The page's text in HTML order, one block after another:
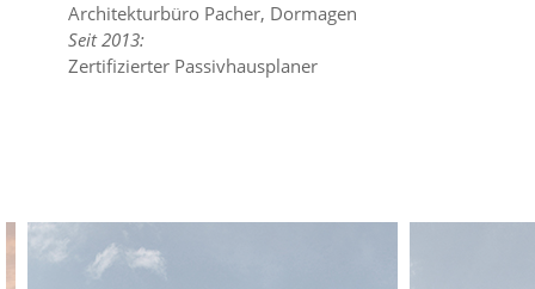
Architekturbüro Pacher, Dormagen
Seit 2013:
Zertifizierter Passivhausplaner